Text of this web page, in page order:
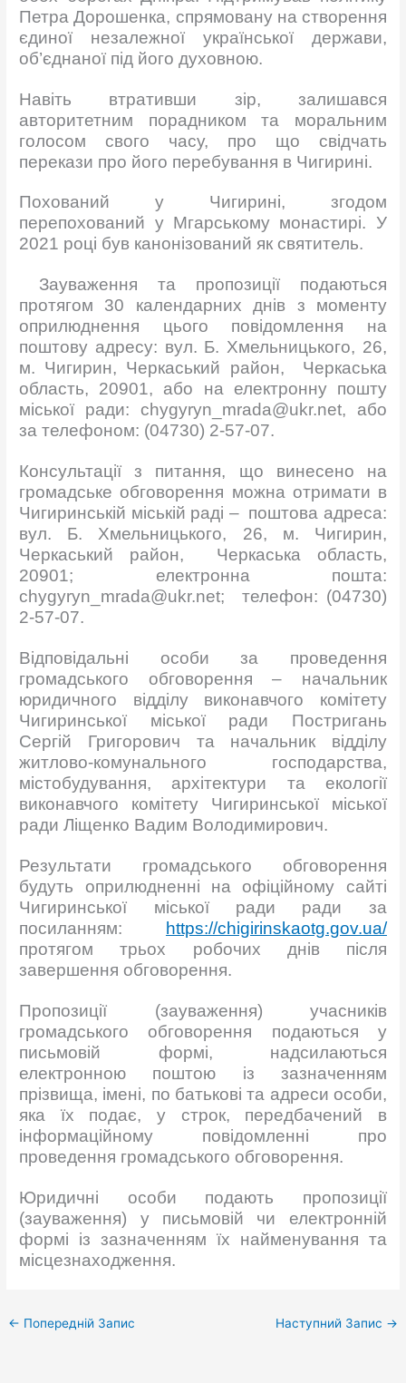
Петра Дорошенка, спрямовану на створення
єдиної незалежної української держави,
об’єднаної під його духовною.
Навіть втративши зір, залишався
авторитетним порадником та моральним
голосом свого часу, про що свідчать
перекази про його перебування в Чигирині.
Похований у Чигирині, згодом
перепохований у Мгарському монастирі. У
2021 році був канонізований як святитель.
Зауваження та пропозиції подаються
протягом 30 календарних днів з моменту
оприлюднення цього повідомлення на
поштову адресу: вул. Б. Хмельницького, 26,
м. Чигирин, Черкаський район, Черкаська
область, 20901, або на електронну пошту
міської ради: chygyryn_mrada@ukr.net, або
за телефоном: (04730) 2-57-07.
Консультації з питання, що винесено на
громадське обговорення можна отримати в
Чигиринській міській раді – поштова адреса:
вул. Б. Хмельницького, 26, м. Чигирин,
Черкаський район, Черкаська область,
20901; електронна пошта:
chygyryn_mrada@ukr.net; телефон: (04730)
2-57-07.
Відповідальні особи за проведення
громадського обговорення – начальник
юридичного відділу виконавчого комітету
Чигиринської міської ради Постригань
Сергій Григорович та начальник відділу
житлово-комунального господарства,
містобудування, архітектури та екології
виконавчого комітету Чигиринської міської
ради Ліщенко Вадим Володимирович.
Результати громадського обговорення
будуть оприлюдненні на офіційному сайті
Чигиринської міської ради ради за
посиланням:
https://chigirinskaotg.gov.ua/
протягом трьох робочих днів після
завершення обговорення.
Пропозиції (зауваження) учасників
громадського обговорення подаються у
письмовій формі, надсилаються
електронною поштою із зазначенням
прізвища, імені, по батькові та адреси особи,
яка їх подає, у строк, передбачений в
інформаційному повідомленні про
проведення громадського обговорення.
Юридичні особи подають пропозиції
(зауваження) у письмовій чи електронній
формі із зазначенням їх найменування та
місцезнаходження.
← Попередній Запис Наступний Запис →